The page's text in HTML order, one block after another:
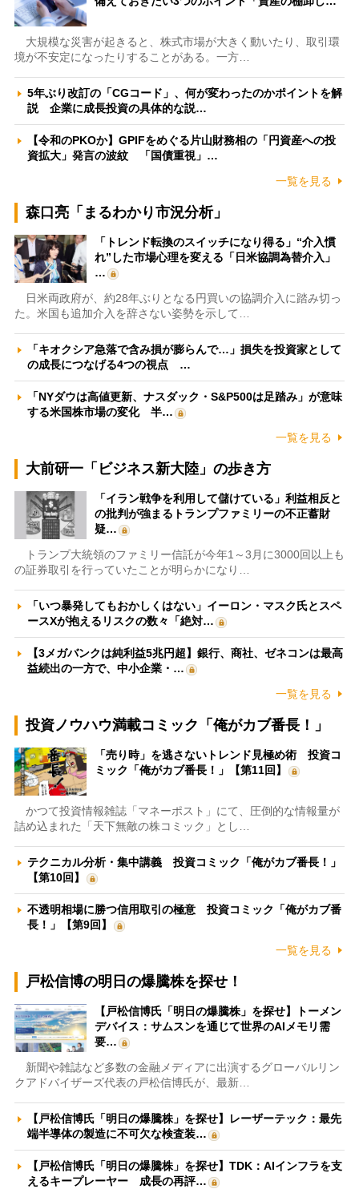
大規模な災害が起きると、株式市場が大きく動いたり、取引環
境が不安定になったりすることがある。一方…
5年ぶり改訂の「CGコード」、何が変わったのかポイントを解
説 企業に成長投資の具体的な説…
【令和のPKOか】GPIFをめぐる片山財務相の「円資産への投
資拡大」発言の波紋 「国債重視」…
一覧を見る
森口亮「まるわかり市況分析」
「トレンド転換のスイッチになり得る」“介入慣
れ”した市場心理を変える「日米協調為替介入」
…
日米両政府が、約28年ぶりとなる円買いの協調介入に踏み切っ
た。米国も追加介入を辞さない姿勢を示して…
「キオクシア急落で含み損が膨らんで…」損失を投資家として
の成長につなげる4つの視点 …
「NYダウは高値更新、ナスダック・S&P500は足踏み」が意味
する米国株市場の変化 半…
一覧を見る
大前研一「ビジネス新大陸」の歩き方
「イラン戦争を利用して儲けている」利益相反と
の批判が強まるトランプファミリーの不正蓄財
疑…
トランプ大統領のファミリー信託が今年1～3月に3000回以上も
の証券取引を行っていたことが明らかになり…
「いつ暴発してもおかしくはない」イーロン・マスク氏とスペ
ースXが抱えるリスクの数々「絶対…
【3メガバンクは純利益5兆円超】銀行、商社、ゼネコンは最高
益続出の一方で、中小企業・…
一覧を見る
投資ノウハウ満載コミック「俺がカブ番長！」
「売り時」を逃さないトレンド見極め術 投資コ
ミック「俺がカブ番長！」【第11回】
かつて投資情報雑誌「マネーポスト」にて、圧倒的な情報量が
詰め込まれた「天下無敵の株コミック」とし…
テクニカル分析・集中講義 投資コミック「俺がカブ番長！」
【第10回】
不透明相場に勝つ信用取引の極意 投資コミック「俺がカブ番
長！」【第9回】
一覧を見る
戸松信博の明日の爆騰株を探せ！
【戸松信博氏「明日の爆騰株」を探せ】トーメン
デバイス：サムスンを通じて世界のAIメモリ需
要…
新聞や雑誌など多数の金融メディアに出演するグローバルリン
クアドバイザーズ代表の戸松信博氏が、最新…
【戸松信博氏「明日の爆騰株」を探せ】レーザーテック：最先
端半導体の製造に不可欠な検査装…
【戸松信博氏「明日の爆騰株」を探せ】TDK：AIインフラを支
えるキープレーヤー 成長の再評…